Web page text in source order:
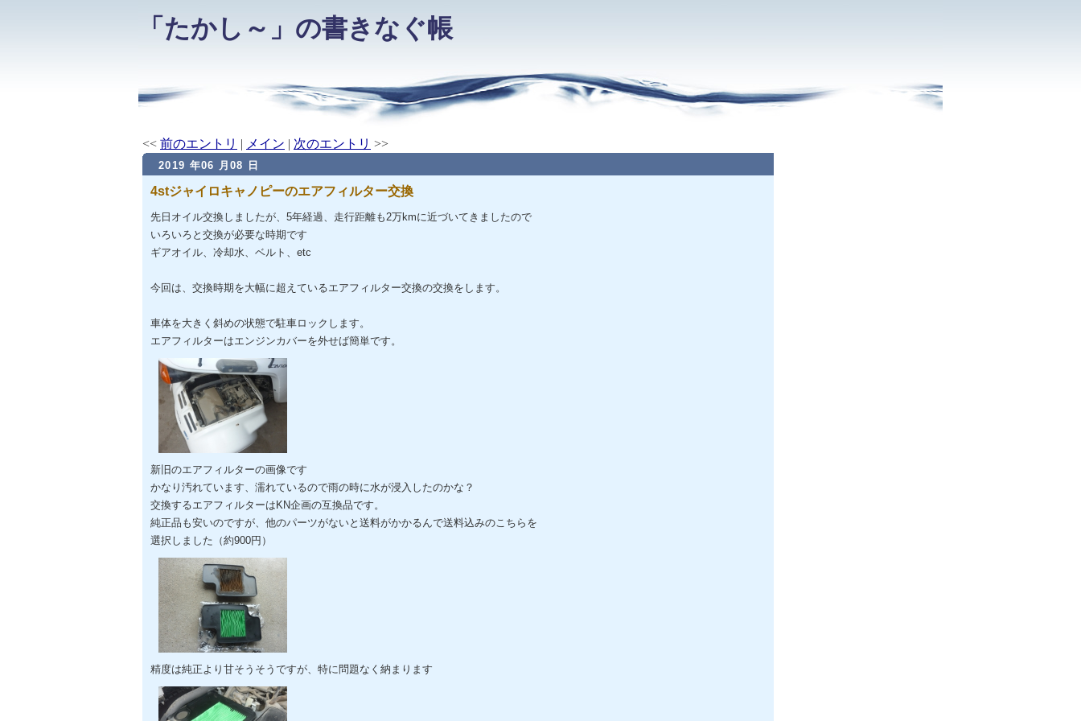
「たかし～」の書きなぐ帳
<< 前のエントリ | メイン | 次のエントリ >>
2019 年06 月08 日
4stジャイロキャノピーのエアフィルター交換
先日オイル交換しましたが、5年経過、走行距離も2万kmに近づいてきましたので
いろいろと交換が必要な時期です
ギアオイル、冷却水、ベルト、etc
今回は、交換時期を大幅に超えているエアフィルター交換の交換をします。
車体を大きく斜めの状態で駐車ロックします。
エアフィルターはエンジンカバーを外せば簡単です。
新旧のエアフィルターの画像です
かなり汚れています、濡れているので雨の時に水が浸入したのかな？
交換するエアフィルターはKN企画の互換品です。
純正品も安いのですが、他のパーツがないと送料がかかるんで送料込みのこちらを
選択しました（約900円）
精度は純正より甘そうそうですが、特に問題なく納まります